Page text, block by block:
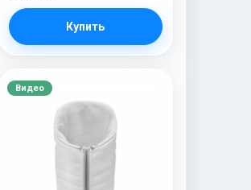
Купить
Видео